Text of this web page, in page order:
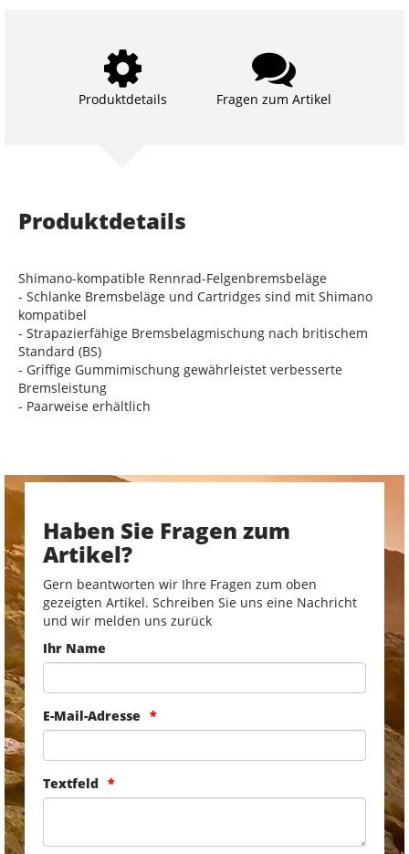
Produktdetails Fragen zum Artikel
Produktdetails
Shimano-kompatible Rennrad-Felgenbremsbeläge
- Schlanke Bremsbeläge und Cartridges sind mit Shimano
kompatibel
- Strapazierfähige Bremsbelagmischung nach britischem
Standard (BS)
- Griffige Gummimischung gewährleistet verbesserte
Bremsleistung
- Paarweise erhältlich
Haben Sie Fragen zum
Artikel?
Gern beantworten wir Ihre Fragen zum oben
gezeigten Artikel. Schreiben Sie uns eine Nachricht
und wir melden uns zurück
Ihr Name
E-Mail-Adresse
Textfeld